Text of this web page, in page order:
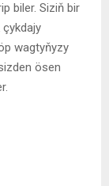
biler. Siziň bir
wagtyňyzy
ösen